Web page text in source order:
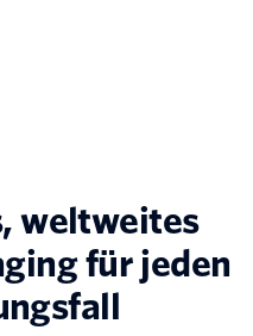
weltweites
für jeden